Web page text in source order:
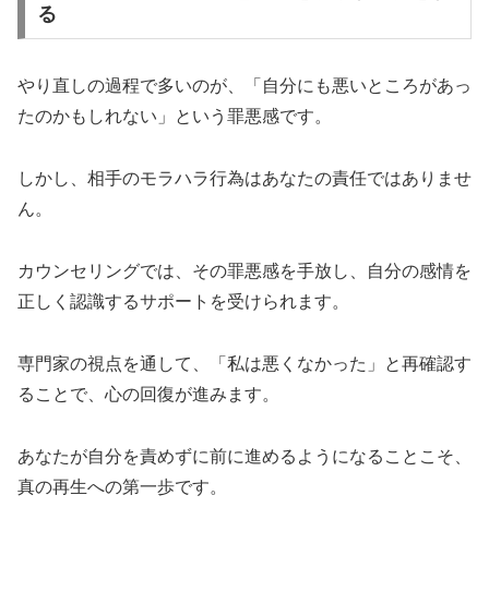
る
やり直しの過程で多いのが、「自分にも悪いところがあっ
たのかもしれない」という罪悪感です。
しかし、相手のモラハラ行為はあなたの責任ではありませ
ん。
カウンセリングでは、その罪悪感を手放し、自分の感情を
正しく認識するサポートを受けられます。
専門家の視点を通して、「私は悪くなかった」と再確認す
ることで、心の回復が進みます。
あなたが自分を責めずに前に進めるようになることこそ、
真の再生への第一歩です。